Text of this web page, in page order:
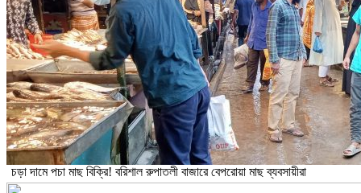
চড়া দামে পচা মাছ বিক্রি! বরিশাল রুপাতলী বাজারে বেপরোয়া মাছ ব্যবসায়ীরা